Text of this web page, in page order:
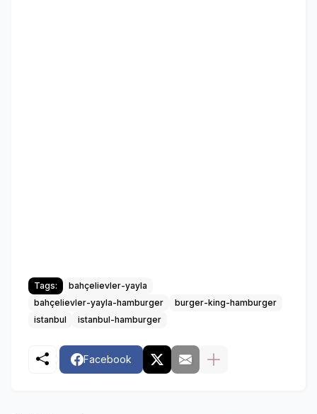
Tags:
bahçelievler-yayla
bahçelievler-yayla-hamburger
burger-king-hamburger
istanbul
istanbul-hamburger
Facebook